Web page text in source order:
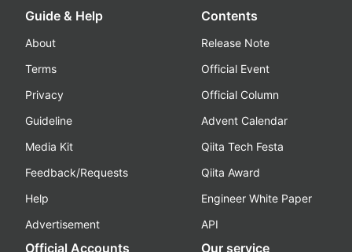
Guide & Help
About
Terms
Privacy
Guideline
Media Kit
Feedback/Requests
Help
Advertisement
Contents
Release Note
Official Event
Official Column
Advent Calendar
Qiita Tech Festa
Qiita Award
Engineer White Paper
API
Official Accounts Our service